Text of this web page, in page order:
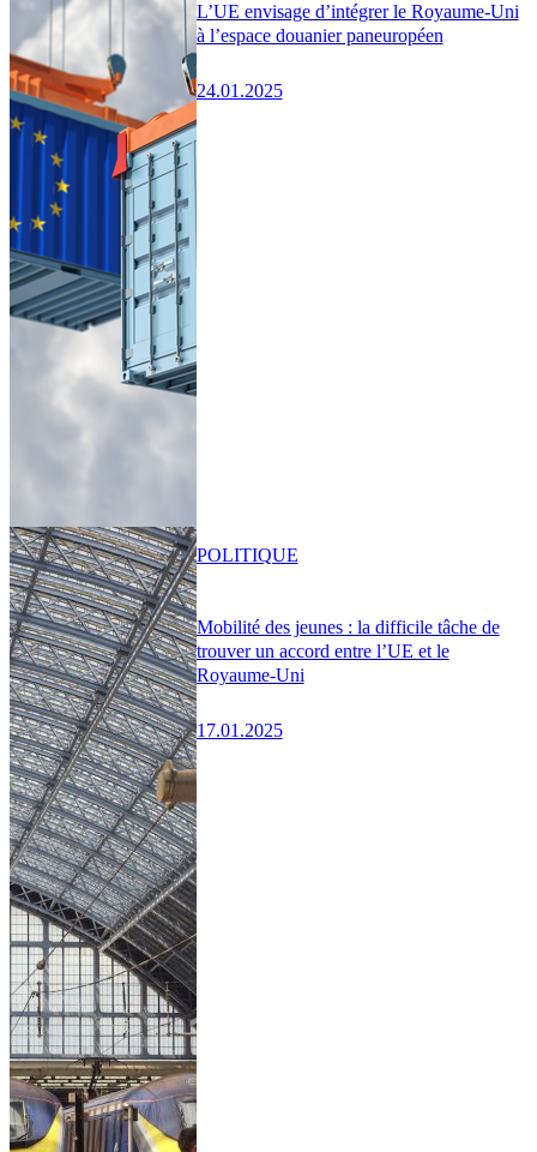
L’UE envisage d’intégrer le Royaume-Uni
à l’espace douanier paneuropéen
24.01.2025
Mobilité des jeunes : la difficile tâche de
trouver un accord entre l’UE et le
Royaume-Uni
17.01.2025
POLITIQUE